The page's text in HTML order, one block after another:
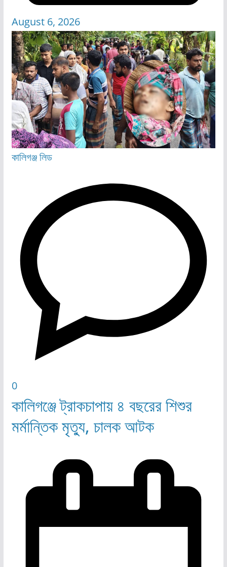
August 6, 2026
কালিগঞ্জলিড
0
কালিগঞ্জে ট্রাকচাপায় ৪ বছরের শিশুর
মর্মান্তিক মৃত্যু, চালক আটক